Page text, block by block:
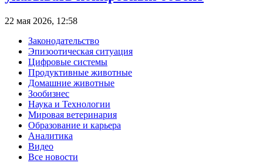
22 мая 2026, 12:58
Законодательство
Эпизоотическая ситуация
Цифровые системы
Продуктивные животные
Домашние животные
Зообизнес
Наука и Технологии
Мировая ветеринария
Образование и карьера
Аналитика
Видео
Все новости